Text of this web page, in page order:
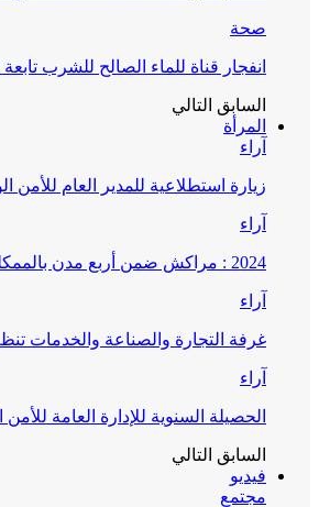
صحة
انفجار قناة للماء الصالح للشرب
السابق التالي
المرأة
آراء
زيارة استطلاعية للمدير العام للأمن
آراء
2024 : مراكش ضمن أربع مدن بالممكلة سجلت مامجموعه 656 قضية تتعلق بغسيل الأموال
آراء
غرفة التجارة والصناعة والخدمات
آراء
الحصيلة السنوية للإدارة العامة للأمن
السابق التالي
فيديو
مجتمع